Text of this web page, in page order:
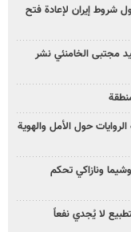
شروط إيران لإعادة فتح
مجتبى الخامنئي نشر
حول الأمل والهوية
ونازاكي تحكم
لا يُجدي نفعاً